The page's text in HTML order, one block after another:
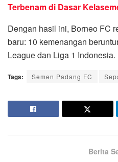
Terbenam di Dasar
Dengan hasil ini, Borneo FC
baru: 10 kemenangan
League dan Liga 1 Indonesia.
Tags: Semen Padang FC
Berita